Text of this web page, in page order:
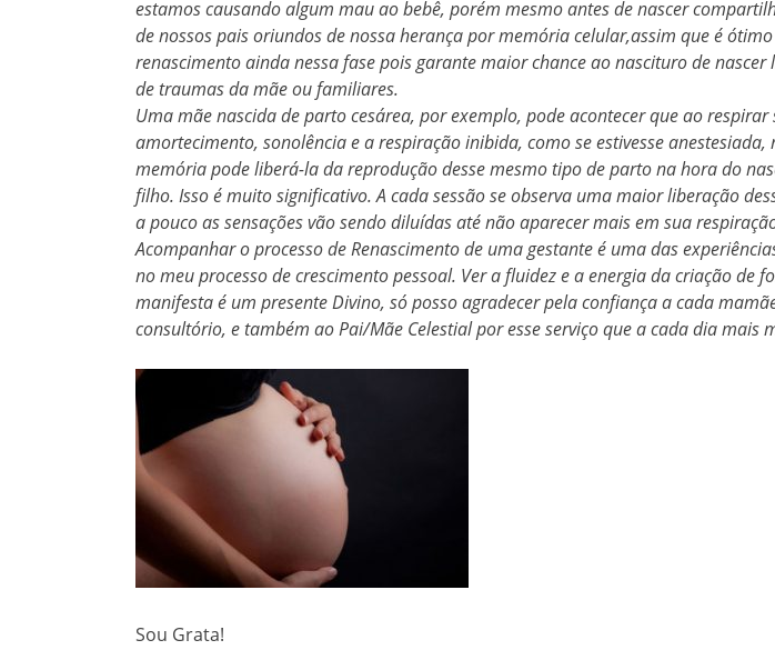
estamos causando algum mau ao bebê, porém mesmo antes de nascer
de nossos pais oriundos de nossa herança por memória celular,assim que é
renascimento ainda nessa fase pois garante maior chance ao nascituro de nascer
de traumas da mãe ou familiares.
Uma mãe nascida de parto cesárea, por exemplo, pode acontecer que ao respirar
amortecimento, sonolência e a respiração inibida, como se estivesse anestesiada,
memória pode liberá-la da reprodução desse mesmo tipo de parto na hora do
filho. Isso é muito significativo. A cada sessão se observa uma maior liberação
a pouco as sensações vão sendo diluídas até não aparecer mais em sua
Acompanhar o processo de Renascimento de uma gestante é uma das
no meu processo de crescimento pessoal. Ver a fluidez e a energia da criação de
manifesta é um presente Divino, só posso agradecer pela confiança a cada
consultório, e também ao Pai/Mãe Celestial por esse serviço que a cada dia mais
Sou Grata!